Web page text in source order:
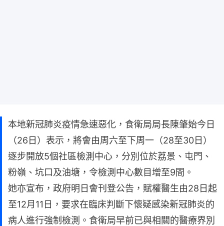
本地新冠肺炎疫情急速惡化，食衛局局長陳肇始今日
（26日）表示，將會由周六至下周一（28至30日）
逐步開放5個社區檢測中心，分別位於荔景、屯門、
粉嶺、坑口及油塘，令檢測中心數目增至9間。
她亦宣布，政府明日會刊登公告，賦權醫生由28日起
至12月11日，要求在臨床判斷下懷疑感染新冠肺炎的
病人進行強制檢測。食衛局早前已與相關的醫療界別